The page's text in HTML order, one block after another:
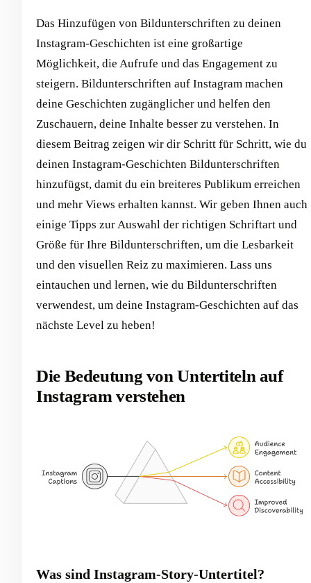
Das Hinzufügen von Bildunterschriften zu deinen
Instagram-Geschichten ist eine großartige
Möglichkeit, die Aufrufe und das Engagement zu
steigern. Bildunterschriften auf Instagram machen
deine Geschichten zugänglicher und helfen den
Zuschauern, deine Inhalte besser zu verstehen. In
diesem Beitrag zeigen wir dir Schritt für Schritt, wie du
deinen Instagram-Geschichten Bildunterschriften
hinzufügst, damit du ein breiteres Publikum erreichen
und mehr Views erhalten kannst. Wir geben Ihnen auch
einige Tipps zur Auswahl der richtigen Schriftart und
Größe für Ihre Bildunterschriften, um die Lesbarkeit
und den visuellen Reiz zu maximieren. Lass uns
eintauchen und lernen, wie du Bildunterschriften
verwendest, um deine Instagram-Geschichten auf das
nächste Level zu heben!
Die Bedeutung von Untertiteln auf
Instagram verstehen
Was sind Instagram-Story-Untertitel?